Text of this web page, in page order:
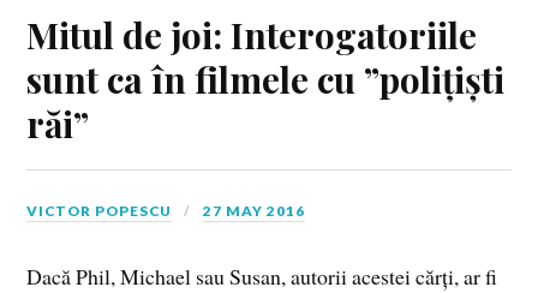
Mitul de joi: Interogatoriile
sunt ca în filmele cu ”polițiști
răi”
VICTOR POPESCU 27 MAY 2016
Dacă Phil, Michael sau Susan, autorii acestei cărți, ar fi